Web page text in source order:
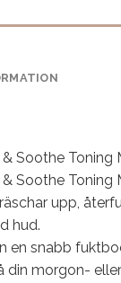
Soothe Toning
Soothe Toning
upp,
hud.
en snabb
din morgon-